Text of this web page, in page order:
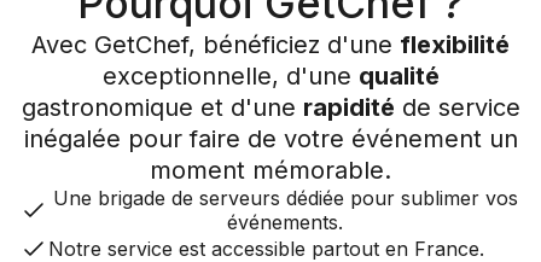
Avec GetChef, bénéficiez d'une flexibilité
exceptionnelle, d'une qualité
gastronomique et d'une rapidité de service
inégalée pour faire de votre événement un
moment mémorable.
Une brigade de serveurs dédiée pour sublimer vos
événements.
Notre service est accessible partout en France.